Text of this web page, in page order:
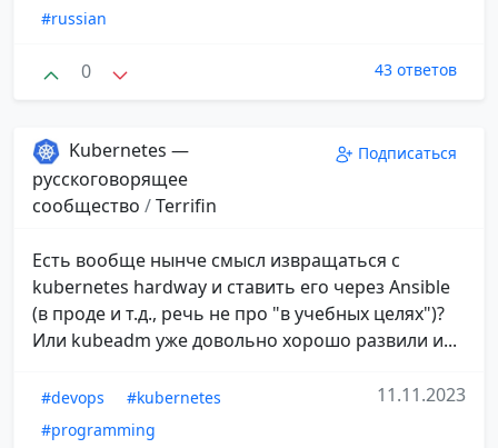
#russian
0 43 ответов
Kubernetes —
русскоговорящее
сообщество /Terrifin
Подписаться
Есть вообще нынче смысл извращаться с
kubernetes hardway и ставить его через Ansible
(в проде и т.д., речь не про "в учебных целях")?
Или kubeadm уже довольно хорошо развили и...
#devops
#kubernetes
#programming
11.11.2023